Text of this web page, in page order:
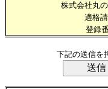
株式会社丸
適格
登録
下記の送信を